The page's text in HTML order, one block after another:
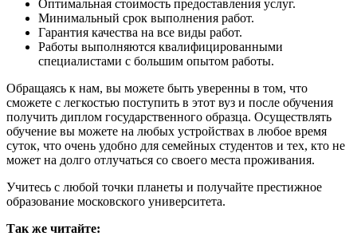
Оптимальная стоимость предоставления услуг.
Минимальный срок выполнения работ.
Гарантия качества на все виды работ.
Работы выполняются квалифицированными
специалистами с большим опытом работы.
Обращаясь к нам, вы можете быть уверенны в том, что
сможете с легкостью поступить в этот вуз и после обучения
получить диплом государственного образца. Осуществлять
обучение вы можете на любых устройствах в любое время
суток, что очень удобно для семейных студентов и тех, кто не
может на долго отлучаться со своего места проживания.
Учитесь с любой точки планеты и получайте престижное
образование московского университета.
Так же читайте: